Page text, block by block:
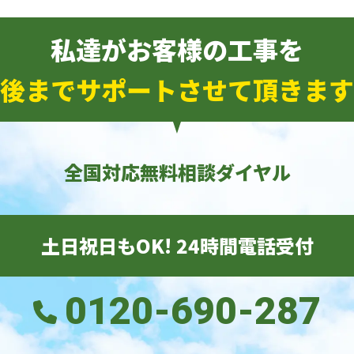
私達がお客様の工事を
までサポートさせて頂きま
全国対応無料相談ダイヤル
土日祝日もOK! 24時間電話受付
0120-690-287